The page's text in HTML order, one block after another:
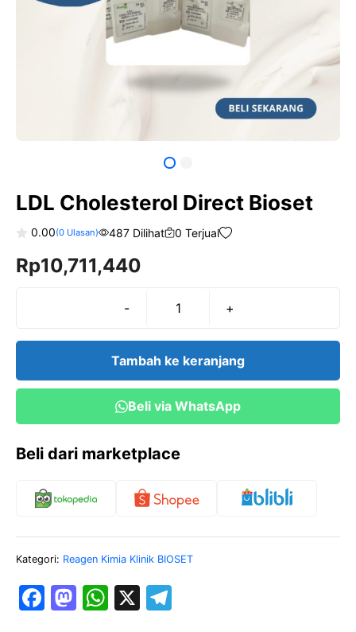
LDL Cholesterol Direct Bioset
o
u
0.00(0Ulasan) 487 Dilihat 0 Terjual
Rp10,711,440
-
Kuantitas
Cholesterol
+
Tambah ke keranjang
Beli via WhatsApp
Beli dari marketplace
Kategori: Reagen Kimia Klinik BIOSET
F
M W X